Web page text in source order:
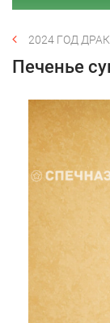
2024 ГОД
Печенье